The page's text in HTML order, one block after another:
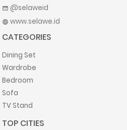
web @selaweid
language www.selawe.id
CATEGORIES
Dining Set
Wardrobe
Bedroom
Sofa
TV Stand
TOP CITIES